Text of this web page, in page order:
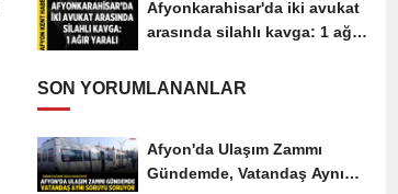
Afyonkarahisar'da iki avukat
arasında silahlı kavga: 1 ağır
SON YORUMLANANLAR
Afyon'da Ulaşım Zammı
Gündemde, Vatandaş Aynı